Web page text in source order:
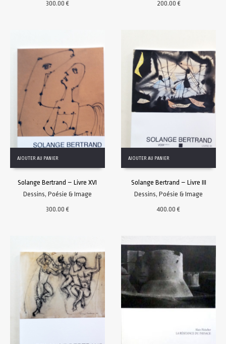
300.00€ 200.00€
AJOUTER AU PANIER
Solange Bertrand – Livre XVI
Dessins, Poésie & Image
300.00€
AJOUTER AU PANIER
Solange Bertrand – Livre III
Dessins,Poésie & Image
400.00€